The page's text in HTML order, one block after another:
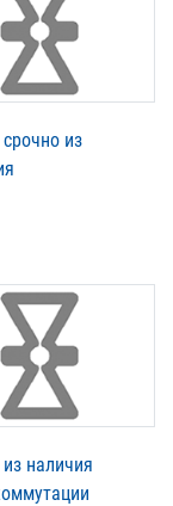
из
наличия